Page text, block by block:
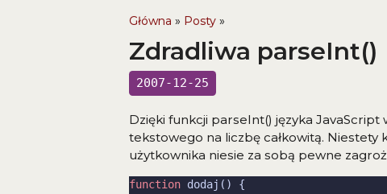
Główna » Posty »
Zdradliwa parseInt()
2007-12-25
Dzięki funkcji parseInt() języka
tekstowego na liczbę całkowitą.
użytkownika niesie za sobą pewne
function